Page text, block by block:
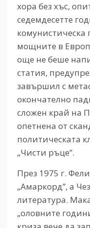
хора без хъс,
седемдесетте
комунистическа
мощните в
още не беше
статия,
завършил с
окончателно
сложен край на
опетнена от
политическата
„Чисти ръце”.
През 1975 г.
„Амаркорд”, а
литература.
„оловните